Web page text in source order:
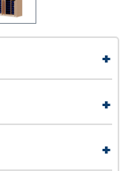
+
+
+